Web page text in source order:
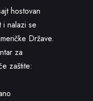
hostovan
i nalazi se
Države.
za
zaštite: